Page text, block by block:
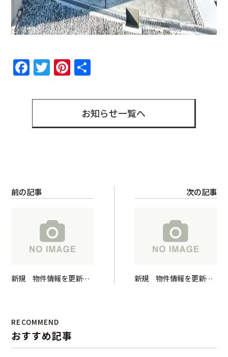
Facebook
TwitterPinterest
お知らせ一覧へ
前の記事
新規 物件情報を更新し
次の記事
新規 物件情報を更新し
RECOMMEND
おすすめ記事